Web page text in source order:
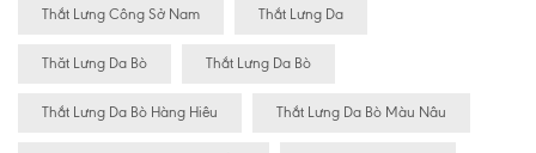
Thắt Lưng Công Sở Nam Thắt Lưng Da
Thăt Lưng Da Bò Thắt Lưng Da Bò
Thắt Lưng Da Bò Hàng Hiêu Thắt Lưng Da Bò Màu Nâu